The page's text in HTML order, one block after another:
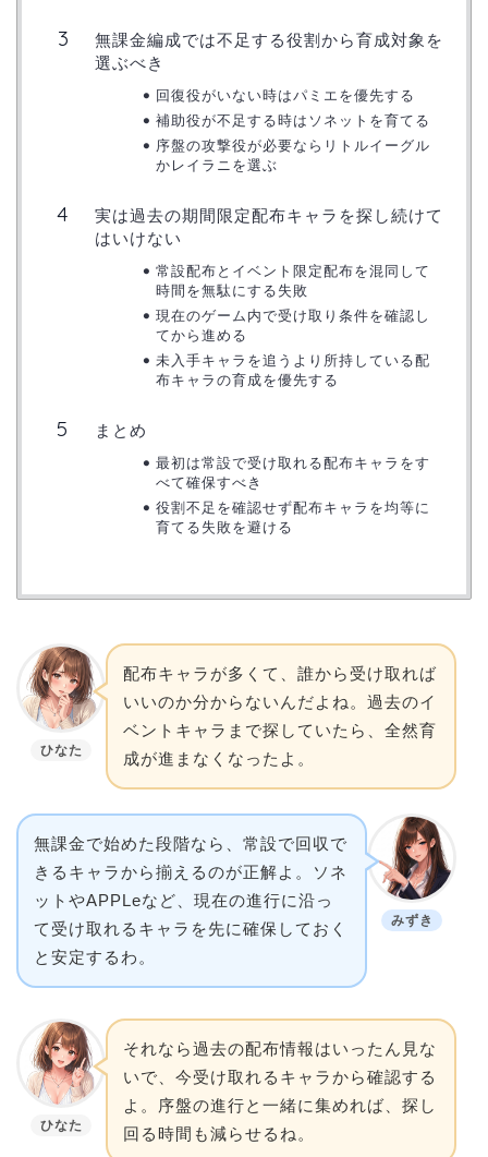
無課金編成では不足する役割から育成対象を
選ぶべき
回復役がいない時はパミエを優先する
補助役が不足する時はソネットを育てる
序盤の攻撃役が必要ならリトルイーグル
かレイラニを選ぶ
実は過去の期間限定配布キャラを探し続けて
はいけない
常設配布とイベント限定配布を混同して
時間を無駄にする失敗
現在のゲーム内で受け取り条件を確認し
てから進める
未入手キャラを追うより所持している配
布キャラの育成を優先する
まとめ
最初は常設で受け取れる配布キャラをす
べて確保すべき
役割不足を確認せず配布キャラを均等に
育てる失敗を避ける
ひなた
配布キャラが多くて、誰から受け取れば
いいのか分からないんだよね。過去のイ
ベントキャラまで探していたら、全然育
成が進まなくなったよ。
みずき
無課金で始めた段階なら、常設で回収で
きるキャラから揃えるのが正解よ。ソネ
ットやAPPLeなど、現在の進行に沿っ
て受け取れるキャラを先に確保しておく
と安定するわ。
ひなた
それなら過去の配布情報はいったん見な
いで、今受け取れるキャラから確認する
よ。序盤の進行と一緒に集めれば、探し
回る時間も減らせるね。